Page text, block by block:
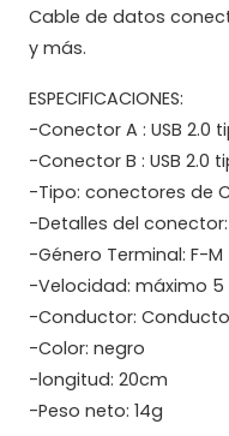
Cable de datos
y más.
ESPECIFICACIONES:
-Conector A : USB 2.0
-Conector B : USB 2.0
-Tipo: conectores de
-Detalles del conector:
-Género Terminal: F-M
-Velocidad: máximo 5
-Conductor:
-Color: negro
-longitud: 20cm
-Peso neto: 14g